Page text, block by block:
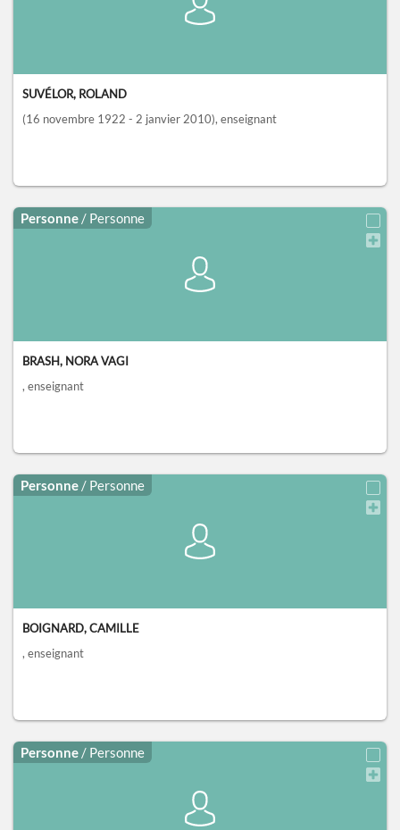
SUVÉLOR, ROLAND
(16 novembre 1922 - 2 janvier 2010), enseignant
Personne / Personne
BRASH, NORA VAGI
, enseignant
Personne / Personne
BOIGNARD, CAMILLE
, enseignant
Personne / Personne